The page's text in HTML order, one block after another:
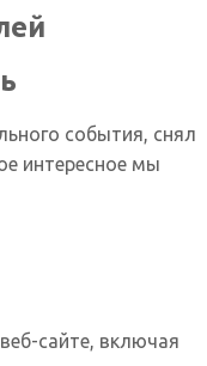
события, снял
интересное мы
сайте, включая